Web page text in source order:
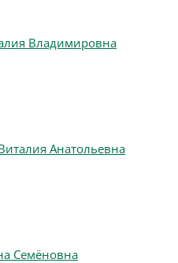
Владимировна
Анатольевна
Семёновна